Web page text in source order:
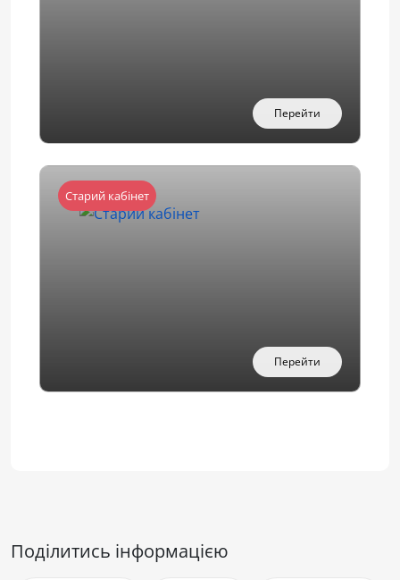
Перейти
Старий кабінет
Перейти
Поділитись інформацією